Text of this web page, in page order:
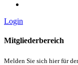
Login
Mitgliederbereich
Melden Sie sich hier für